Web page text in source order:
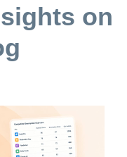
/名古屋大学/東京外国
阪大学/京都大学/一橋
大学/名古屋工業大学/
京理科大学/九州大学/
大学/専修大学/近畿大
者数や、在学生から
、学生からの訪問依
on